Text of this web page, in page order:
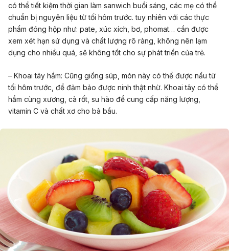
có thể tiết kiệm thời gian làm sanwich buổi sáng, các mẹ có thể
chuẩn bị nguyên liệu từ tối hôm trước. tuy nhiên với các thực
phẩm đóng hộp như: pate, xúc xích, bơ, phomat… cần được
xem xét hạn sử dụng và chất lượng rõ ràng, không nên lạm
dụng cho nhiều quá, sẽ không tốt cho sự phát triển của trẻ.
– Khoai tây hầm: Cũng giống súp, món này có thể được nấu từ
tối hôm trước, để đảm bảo được ninh thật nhừ. Khoai tây có thể
hầm cùng xương, cà rốt, su hào để cung cấp năng lượng,
vitamin C và chất xơ cho bà bầu.